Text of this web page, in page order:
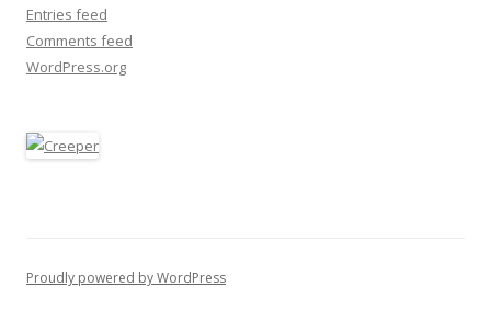
Entries feed
Comments feed
WordPress.org
Proudly powered by WordPress